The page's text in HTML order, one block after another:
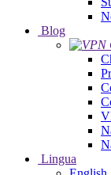
Blog
Lingua